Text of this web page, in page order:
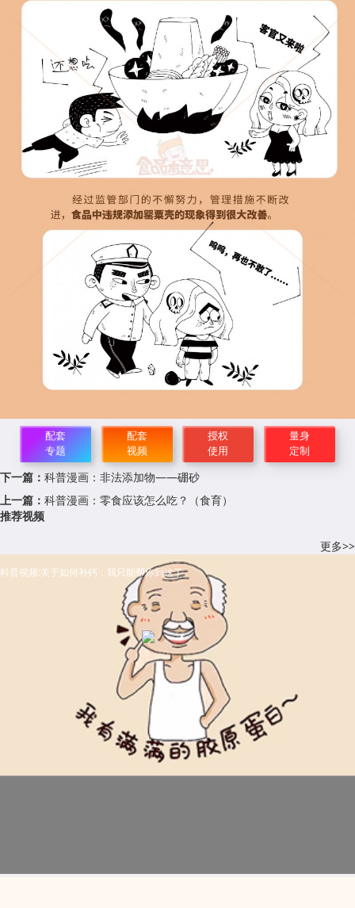
配套
专题
配套
视频
授权
使用
量身
定制
下一篇： 科普漫画：非法添加物——硼砂
上一篇： 科普漫画：零食应该怎么吃？（食育）
推荐视频
更多>>
科普视频:关于如何补钙，我只能帮你到这了